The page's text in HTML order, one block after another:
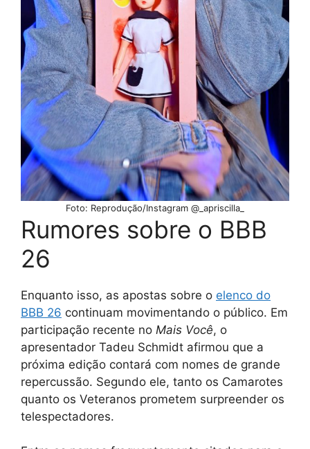
Foto: Reprodução/Instagram @_apriscilla_
Rumores sobre o BBB
26
Enquanto isso, as apostas sobre o elenco do
BBB 26 continuam movimentando o público. Em
participação recente no Mais Você, o
apresentador Tadeu Schmidt afirmou que a
próxima edição contará com nomes de grande
repercussão. Segundo ele, tanto os Camarotes
quanto os Veteranos prometem surpreender os
telespectadores.